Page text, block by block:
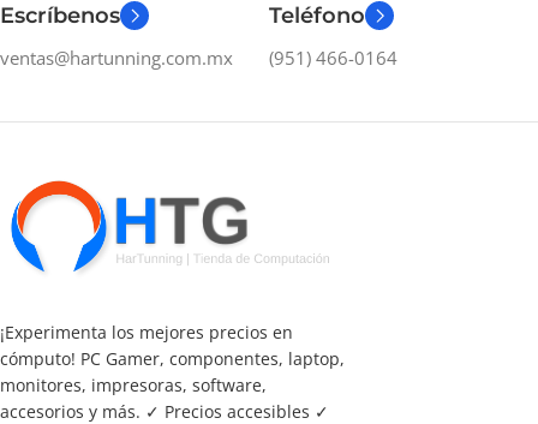
Escríbenos
ventas@hartunning.com.mx
Teléfono
(951) 466-0164
¡Experimenta los mejores precios en
cómputo! PC Gamer, componentes, laptop,
monitores, impresoras, software,
accesorios y más. ✓ Precios accesibles ✓